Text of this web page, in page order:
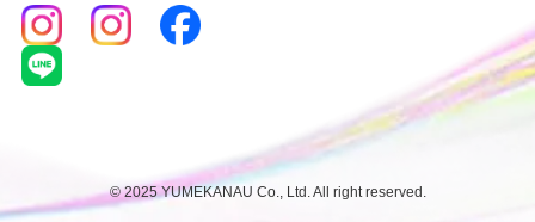
©2025 YUMEKANAU Co., Ltd. All right reserved.